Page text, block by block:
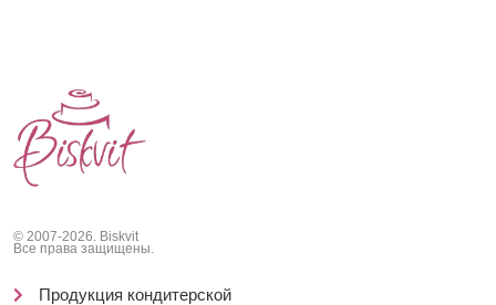
© 2007-2026. Biskvit
Все права защищены.
Продукция кондитерской